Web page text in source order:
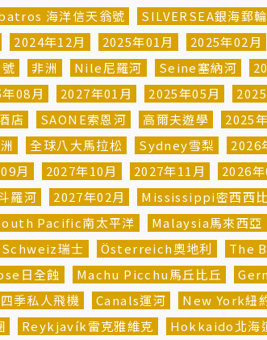
海洋信天翁號 SILVERSEA銀海郵輪
2024年12月 2025年01月 2025年02月
非洲 Nile尼羅河 Seine塞納河
08月 2027年01月 2025年05月
店 SAONE索恩河 高爾夫遊學 2025
全球八大馬拉松 Sydney雪梨 2026
月 2027年10月 2027年11月 2026
羅河 2027年02月 Mississippi密西西
Pacific南太平洋 Malaysia馬來西亞
Schweiz瑞士 Österreich奧地利 The
日全蝕 Machu Picchu馬丘比丘
季私人飛機 Canals運河 New York紐
Reykjavík雷克雅維克 Hokkaido北海